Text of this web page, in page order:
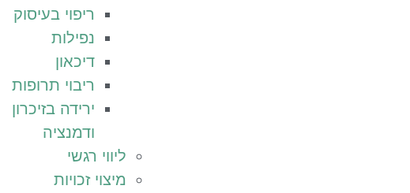
ריפוי בעיסוק
נפילות
דיכאון
ריבוי תרופות
ירידה בזיכרון
ודמנציה
ליווי רגשי
מיצוי זכויות